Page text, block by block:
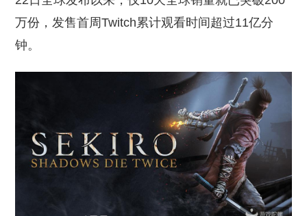
万份，发售首周Twitch累计观看时间超过11亿分
钟。